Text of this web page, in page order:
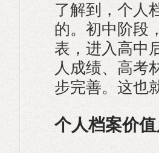
了解到，个人
的。初中阶段
表，进入高中
人成绩、高考
步完善。这也
个人档案价值